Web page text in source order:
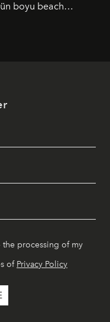
boyu beach
deneyim sunuyor.
processing of my
of Privacy Policy